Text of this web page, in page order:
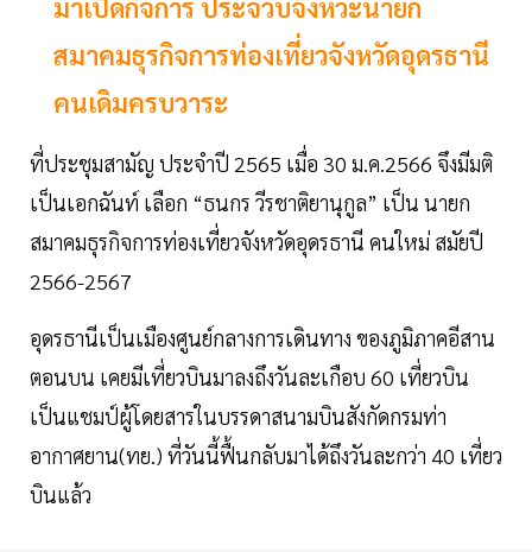
มาเปิดกิจการ ประจวบจังหวะนายก
สมาคมธุรกิจการท่องเที่ยวจังหวัดอุดรธานี
คนเดิมครบวาระ
ที่ประชุมสามัญ ประจำปี 2565 เมื่อ 30 ม.ค.2566 จึงมีมติ
เป็นเอกฉันท์ เลือก “ธนกร วีรชาติยานุกูล” เป็น นายก
สมาคมธุรกิจการท่องเที่ยวจังหวัดอุดรธานี คนใหม่ สมัยปี
2566-2567
อุดรธานีเป็นเมืองศูนย์กลางการเดินทาง ของภูมิภาคอีสาน
ตอนบน เคยมีเที่ยวบินมาลงถึงวันละเกือบ 60 เที่ยวบิน
เป็นแชมป์ผู้โดยสารในบรรดาสนามบินสังกัดกรมท่า
อากาศยาน(ทย.) ที่วันนี้ฟื้นกลับมาได้ถึงวันละกว่า 40 เที่ยว
บินแล้ว